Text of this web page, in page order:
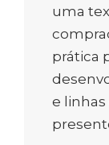
uma
prática
e